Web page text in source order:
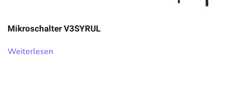
Mikroschalter V3SYRUL
Weiterlesen